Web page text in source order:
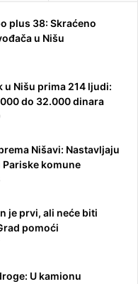
plus 38: Skraćeno
u Nišu
u Nišu prima 214 ljudi:
do 32.000 dinara
Nišavi: Nastavljaju
komune
je prvi, ali neće biti
pomoći
U kamionu